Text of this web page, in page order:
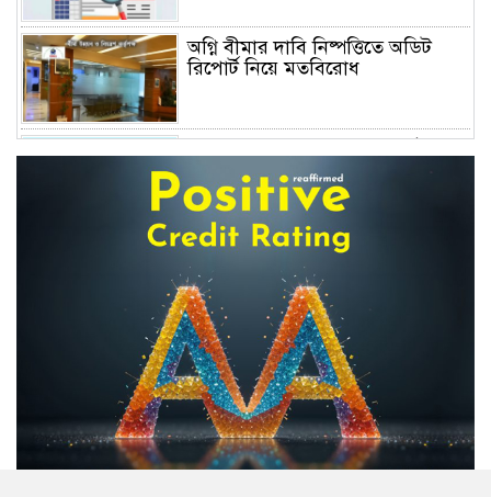
অগ্নি বীমার দাবি নিষ্পত্তিতে অডিট
রিপোর্ট নিয়ে মতবিরোধ
সংকুচিত হচ্ছে আর্থিক প্রতিষ্ঠান খাত